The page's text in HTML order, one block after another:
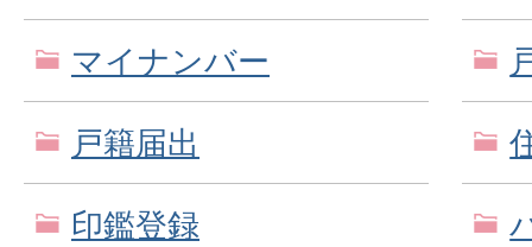
マイナンバー
戸籍届出
印鑑登録